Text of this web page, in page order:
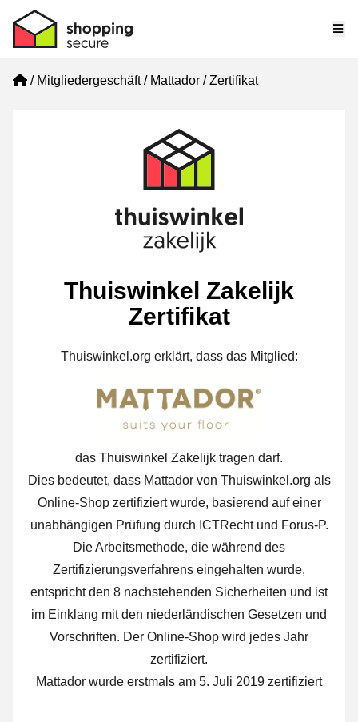
Home
Mitgliedergeschäft Mattador Zertifikat
Thuiswinkel Zakelijk
Zertifikat
Thuiswinkel.org erklärt, dass das Mitglied:
das Thuiswinkel Zakelijk tragen darf.
Dies bedeutet, dass Mattador von Thuiswinkel.org als
Online-Shop zertifiziert wurde, basierend auf einer
unabhängigen Prüfung durch ICTRecht und Forus-P.
Die Arbeitsmethode, die während des
Zertifizierungsverfahrens eingehalten wurde,
entspricht den 8 nachstehenden Sicherheiten und ist
im Einklang mit den niederländischen Gesetzen und
Vorschriften. Der Online-Shop wird jedes Jahr
zertifiziert.
Mattador wurde erstmals am 5. Juli 2019 zertifiziert